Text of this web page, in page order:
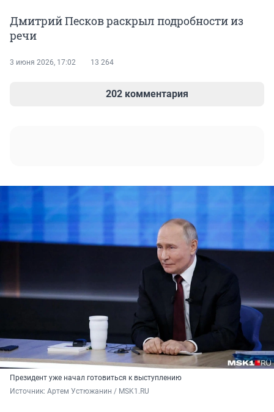
Дмитрий Песков раскрыл подробности из
речи
3 июня 2026, 17:02 13 264
202 комментария
Президент уже начал готовиться к выступлению
Источник: Артем Устюжанин / MSK1.RU